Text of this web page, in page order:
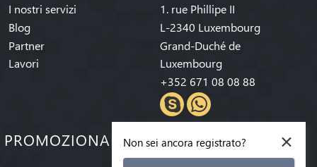
I nostri servizi
Blog
Partner
Lavori
1. rue Phillipe II
L-2340 Luxembourg
Grand-Duché de
Luxembourg
+352 671 08 08 88
PROMOZIONALI! ×
Non sei ancora registrato?